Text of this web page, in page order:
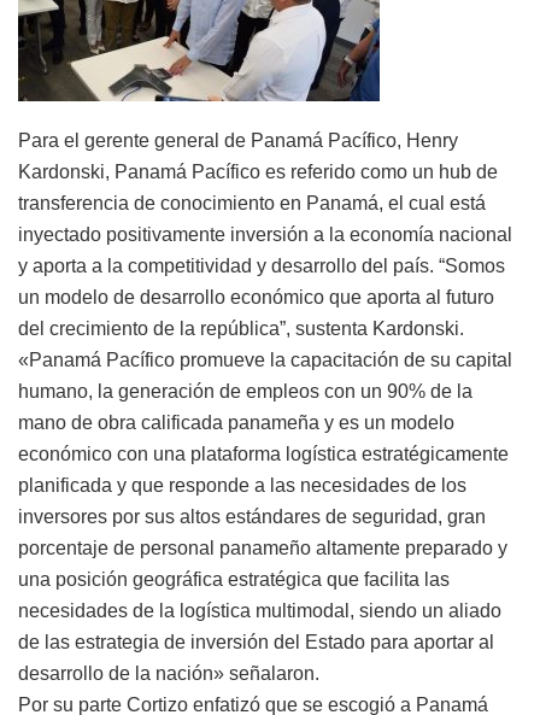
Para el gerente general de Panamá Pacífico, Henry
Kardonski, Panamá Pacífico es referido como un hub de
transferencia de conocimiento en Panamá, el cual está
inyectado positivamente inversión a la economía nacional
y aporta a la competitividad y desarrollo del país. “Somos
un modelo de desarrollo económico que aporta al futuro
del crecimiento de la república”, sustenta Kardonski.
«Panamá Pacífico promueve la capacitación de su capital
humano, la generación de empleos con un 90% de la
mano de obra calificada panameña y es un modelo
económico con una plataforma logística estratégicamente
planificada y que responde a las necesidades de los
inversores por sus altos estándares de seguridad, gran
porcentaje de personal panameño altamente preparado y
una posición geográfica estratégica que facilita las
necesidades de la logística multimodal, siendo un aliado
de las estrategia de inversión del Estado para aportar al
desarrollo de la nación» señalaron.
Por su parte Cortizo enfatizó que se escogió a Panamá